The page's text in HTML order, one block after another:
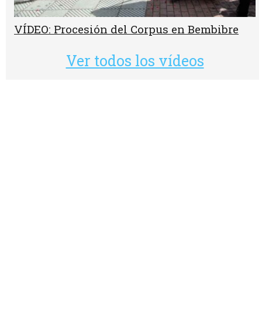
VÍDEO: Procesión del Corpus en Bembibre
Ver todos los vídeos